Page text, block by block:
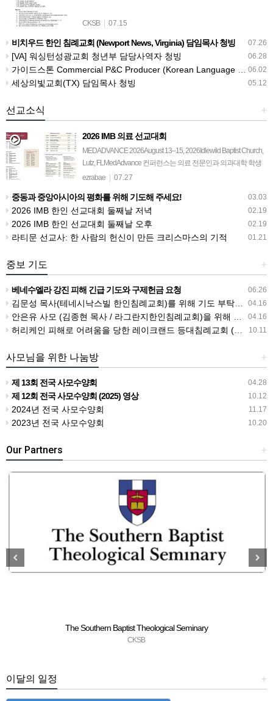
CKSB 07.15
07.26
비치우드 한인 침례교회 (Newport News, Virginia) 담임목사 청빙
06.28
[VA] 워싱턴성광교회 청년부 담당사역자 청빙
06.02
가이드스톤 Commercial P&C Producer (Korean Language Specialist)
05.12
세상의빛교회(TX) 담임목사 청빙
+
선교소식
2026 IMB 의료 선교대회
MEDADVANCE 2026August 13–15, 2026Idlewild Baptist Church,
Lutz, FLMedAdvance 컨퍼런스는 의료 전문인과 의과대학 학생
들, 교회 지도자들, 그리고 의료 선교에…
ezrabae 07.27
03.03
중동과 중앙아시아의 평화를 위해 기도해 주세요!
02.19
2026 IMB 한인 선교대회 둘째날 저녁
02.19
2026 IMB 한인 선교대회 둘째날 오후
01.21
라티문 선교사: 한 사람의 헌신이 만든 크리스마스의 기적
+
중보 기도
06.26
베네수엘라 강진 피해 긴급 기도와 구제헌금 요청
04.16
김문성 목사(테네시낙스빌 한인침례교회)를 위해 기도 부탁드립니다.
04.16
안은유 사모 (김종현 목사 / 라그란지한인침례교회)을 위해 기도 부탁드립니다
10.11
허리케인 피해로 어려움을 당한 레이크랜드 등대침례교회 (전종식목사)를 위해 기도 부탁드립니다.
+
사모님을 위한 나눔방
04.28
제 13회 전국 사모수양회
10.12
제 12회 전국 사모수양회 (2025) 영상
11.17
2024년 전국 사모수양회
10.20
2023년 전국 사모수양회
+
Our Partners
The Southern Baptist Theological Seminary
CKSB
+
이달의 일정